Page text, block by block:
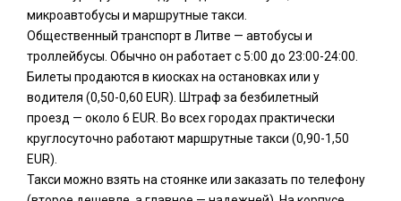
микроавтобусы и маршрутные такси.
Общественный транспорт в Литве — автобусы и
троллейбусы. Обычно он работает с 5:00 до 23:00-24:00.
Билеты продаются в киосках на остановках или у
водителя (0,50-0,60 EUR). Штраф за безбилетный
проезд — около 6 EUR. Во всех городах практически
круглосуточно работают маршрутные такси (0,90-1,50
EUR).
Такси можно взять на стоянке или заказать по телефону